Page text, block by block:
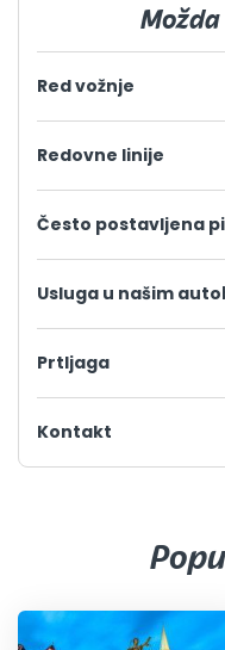
Red vožnje
Redovne linije
Često postavljena
Usluga u našim
Prtljaga
Kontakt